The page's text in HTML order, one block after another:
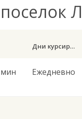
Дни курсирования
мин Ежедневно